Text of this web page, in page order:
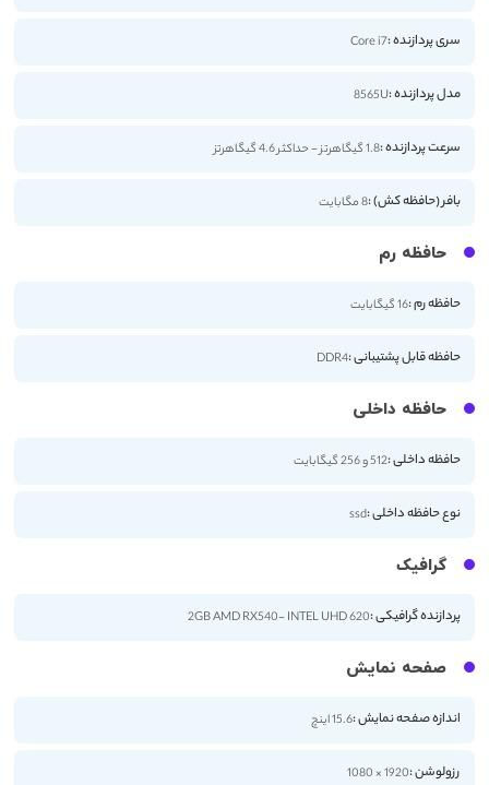
سری پردازنده :Core i7
مدل پردازنده :8565U
سرعت پردازنده :1.8 گیگاهرتز - حداکثر 4.6 گیگاهرتز
بافر (حافظه کش) :8 مگابایت
حافظه رم
حافظه رم :16 گیگابایت
حافظه قابل پشتیبانی :DDR4
حافظه داخلی
حافظه داخلی :512 و 256 گیگابایت
نوع حافظه داخلی :ssd
گرافیک
پردازنده گرافیکی :2GB AMD RX540- INTEL UHD 620
صفحه نمایش
اندازه صفحه نمایش :15.6 اینچ
رزولوشن :1920 × 1080